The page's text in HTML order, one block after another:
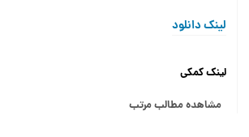
لینک دانلود
لینک کمکی
مشاهده مطالب مرتب